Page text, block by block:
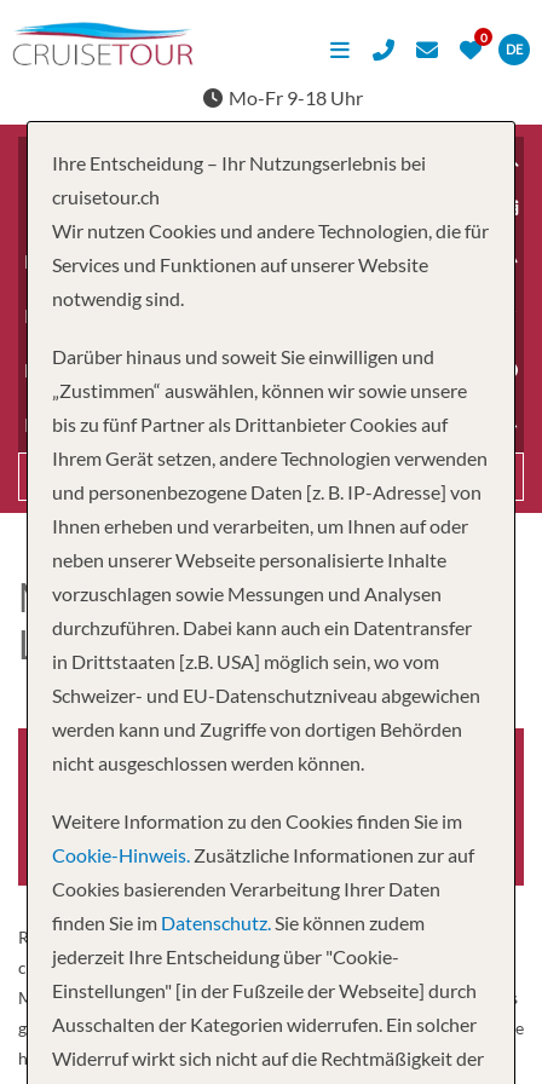
DE
Mo-Fr 9-18 Uhr
Erwachsene
Kinder
Dauer
Reiseart
MS LA BELLE DE
L’ADRIATIQUE
Baujahr
2017
Passagiere
Renovated in 2017, the MV La Belle de l’Adriatique offers a
contemporary and warm setting to go to; the discovery of the
Mediterranean and Adriatic coasts. Notes of water green and brass
give it an elegant and sunny style. This boat has; 4 decks docks in the
heart of the cities and accommodates only 197 passengers at; its
Ihre Entscheidung – Ihr Nutzungserlebnis bei
cruisetour.ch
Wir nutzen Cookies und andere Technologien, die für
Services und Funktionen auf unserer Website
notwendig sind.
Darüber hinaus und soweit Sie einwilligen und
„Zustimmen“ auswählen, können wir sowie unsere
bis zu fünf Partner als Drittanbieter Cookies auf
Ihrem Gerät setzen, andere Technologien verwenden
und personenbezogene Daten [z. B. IP-Adresse] von
Ihnen erheben und verarbeiten, um Ihnen auf oder
neben unserer Webseite personalisierte Inhalte
vorzuschlagen sowie Messungen und Analysen
durchzuführen. Dabei kann auch ein Datentransfer
in Drittstaaten [z.B. USA] möglich sein, wo vom
Schweizer- und EU-Datenschutzniveau abgewichen
werden kann und Zugriffe von dortigen Behörden
nicht ausgeschlossen werden können.
Weitere Information zu den Cookies finden Sie im
Cookie-Hinweis. Zusätzliche Informationen zur auf
Cookies basierenden Verarbeitung Ihrer Daten
finden Sie im Datenschutz.Sie können zudem
jederzeit Ihre Entscheidung über "Cookie-
Einstellungen" [in der Fußzeile der Webseite] durch
Ausschalten der Kategorien widerrufen. Ein solcher
Widerruf wirkt sich nicht auf die Rechtmäßigkeit der